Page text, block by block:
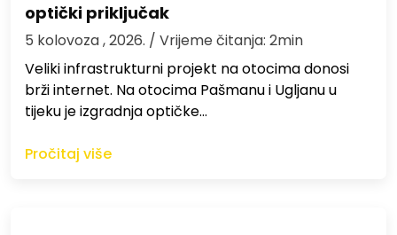
optički priključak
5 kolovoza , 2026. / Vrijeme čitanja: 2min
Veliki infrastrukturni projekt na otocima donosi
brži internet. Na otocima Pašmanu i Ugljanu u
tijeku je izgradnja optičke…
Pročitaj više